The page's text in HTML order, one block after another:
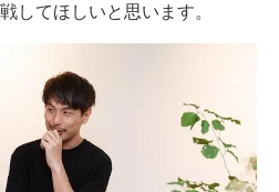
してほしいと思います。